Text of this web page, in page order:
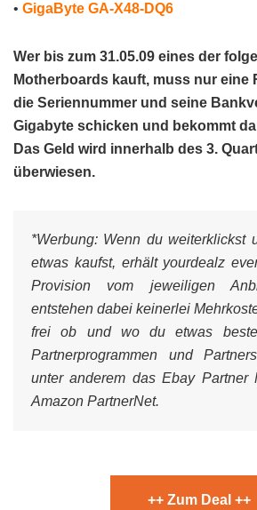
• GigaByte GA-X48-DQ6
Wer bis zum 31.05.09 eines der
Motherboards kauft, muss nur eine
die Seriennummer und seine
Gigabyte schicken und bekommt
Das Geld wird innerhalb des 3.
überwiesen.
*Werbung: Wenn du weiterklickst
etwas kaufst, erhält yourdealz
Provision vom jeweiligen
entstehen dabei keinerlei
frei ob und wo du etwas
Partnerprogrammen und
unter anderem das Ebay Partner
Amazon PartnerNet.
++ Zum Deal ++